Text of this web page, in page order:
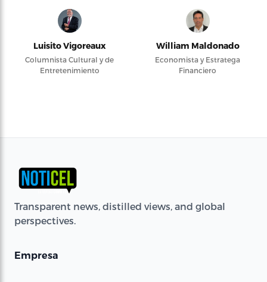
Luisito Vigoreaux
Columnista Cultural y de
Entretenimiento
William Maldonado
Economista y Estratega
Financiero
Transparent news, distilled views, and global
perspectives.
Empresa